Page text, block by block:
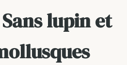
lupin et